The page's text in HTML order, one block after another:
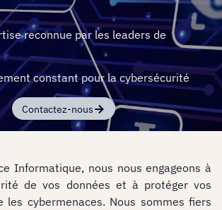
reconnue par les leaders de
constant pour la cybersécurité
Contactez-nous
Informatique, nous nous engageons à
de vos données et à protéger vos
les cybermenaces. Nous sommes fiers